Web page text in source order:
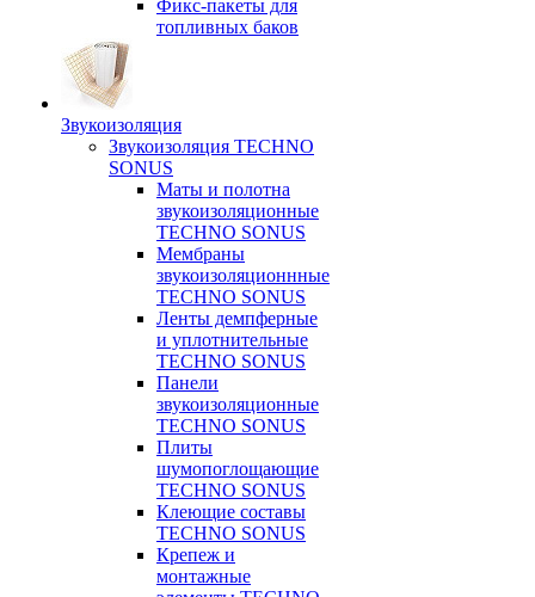
Фикс-пакеты для
топливных баков
Звукоизоляция
Звукоизоляция TECHNO
SONUS
Маты и полотна
звукоизоляционные
TECHNO SONUS
Мембраны
звукоизоляционнные
TECHNO SONUS
Ленты демпферные
и уплотнительные
TECHNO SONUS
Панели
звукоизоляционные
TECHNO SONUS
Плиты
шумопоглощающие
TECHNO SONUS
Клеющие составы
TECHNO SONUS
Крепеж и
монтажные